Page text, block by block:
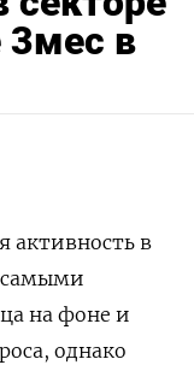
3мес в
активность в
самыми
⁠на фоне и
однако